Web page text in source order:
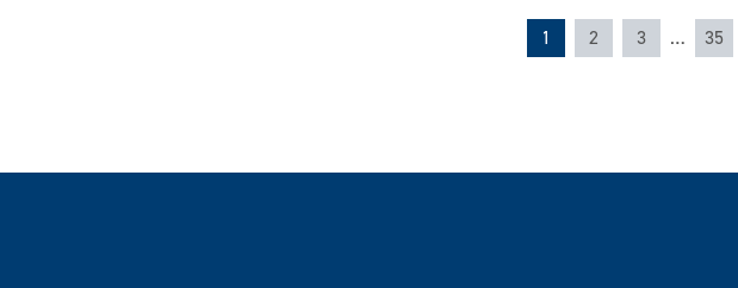
1 2 3 … 35